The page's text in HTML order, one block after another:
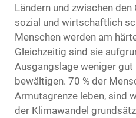
Ländern und zwischen den
sozial und wirtschaftlich
Menschen werden am
Gleichzeitig sind sie
Ausgangslage weniger gut
bewältigen. 70 % der
Armutsgrenze leben, sind
der Klimawandel